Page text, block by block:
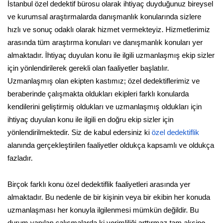
İstanbul özel dedektif bürosu olarak ihtiyaç duyduğunuz bireysel
ve kurumsal araştırmalarda danışmanlık konularında sizlere
hızlı ve sonuç odaklı olarak hizmet vermekteyiz. Hizmetlerimiz
arasında tüm araştırma konuları ve danışmanlık konuları yer
almaktadır. İhtiyaç duyulan konu ile ilgili uzmanlaşmış ekip sizler
için yönlendirilerek gerekli olan faaliyetler başlatılır.
Uzmanlaşmış olan ekipten kastımız; özel dedektiflerimiz ve
beraberinde çalışmakta oldukları ekipleri farklı konularda
kendilerini geliştirmiş oldukları ve uzmanlaşmış oldukları için
ihtiyaç duyulan konu ile ilgili en doğru ekip sizler için
yönlendirilmektedir. Siz de kabul edersiniz ki özel dedektiflik
alanında gerçekleştirilen faaliyetler oldukça kapsamlı ve oldukça
fazladır.
Birçok farklı konu özel dedektiflik faaliyetleri arasında yer
almaktadır. Bu nedenle de bir kişinin veya bir ekibin her konuda
uzmanlaşması her konuyla ilgilenmesi mümkün değildir. Bu